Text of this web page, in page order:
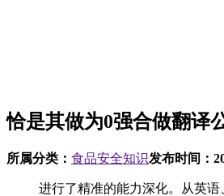
恰是其做为0强合做翻译
所属分类： 食品安全知识发布时间：
进行了精准的能力深化。从英语